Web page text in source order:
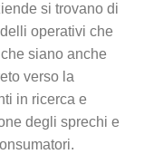
si trovano di
operativi che
siano anche
verso la
in ricerca e
degli sprechi e